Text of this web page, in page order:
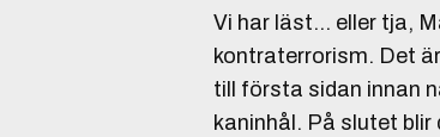
Vi har läst… eller tja,
kontraterrorism. Det
till första sidan innan
kaninhål. På slutet